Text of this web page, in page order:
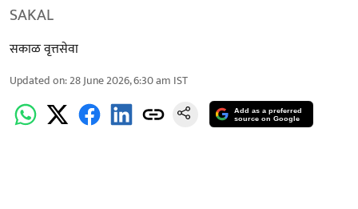
SAKAL
सकाळ वृत्तसेवा
Updated on:28 June 2026, 6:30 am IST
Add as a preferred
source on Google